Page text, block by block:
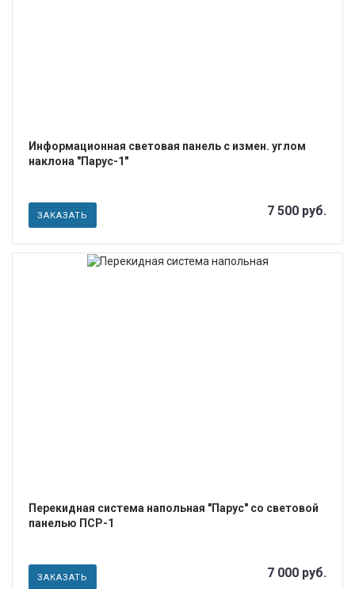
Информационная световая панель с измен. углом
наклона "Парус-1"
ЗАКАЗАТЬ 7 500 руб.
Перекидная система напольная "Парус" со световой
панелью ПСР-1
ЗАКАЗАТЬ 7 000 руб.